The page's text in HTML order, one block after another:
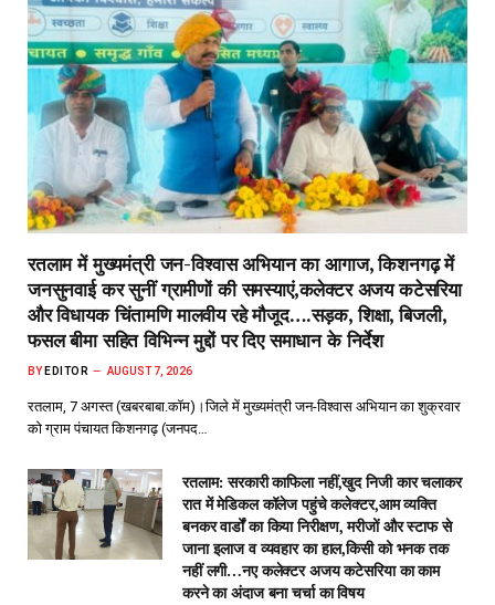
रतलाम में मुख्यमंत्री जन-विश्वास अभियान का आगाज, किशनगढ़ में
जनसुनवाई कर सुनीं ग्रामीणों की समस्याएं,कलेक्टर अजय कटेसरिया
और विधायक चिंतामणि मालवीय रहे मौजूद….सड़क, शिक्षा, बिजली,
फसल बीमा सहित विभिन्न मुद्दों पर दिए समाधान के निर्देश
BY EDITOR AUGUST 7, 2026
रतलाम, 7 अगस्त (खबरबाबा.कॉम)।जिले में मुख्यमंत्री जन-विश्वास अभियान का शुक्रवार
को ग्राम पंचायत किशनगढ़ (जनपद…
रतलाम: सरकारी काफिला नहीं,खुद निजी कार चलाकर
रात में मेडिकल कॉलेज पहुंचे कलेक्टर,आम व्यक्ति
बनकर वार्डों का किया निरीक्षण, मरीजों और स्टाफ से
जाना इलाज व व्यवहार का हाल,किसी को भनक तक
नहीं लगी…नए कलेक्टर अजय कटेसरिया का काम
करने का अंदाज बना चर्चा का विषय